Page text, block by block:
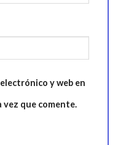
y web en
vez que comente.